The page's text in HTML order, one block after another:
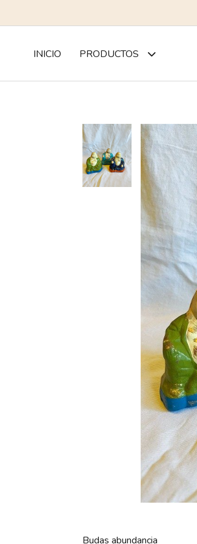
INICIO PRODUCTOS
Budas abundancia